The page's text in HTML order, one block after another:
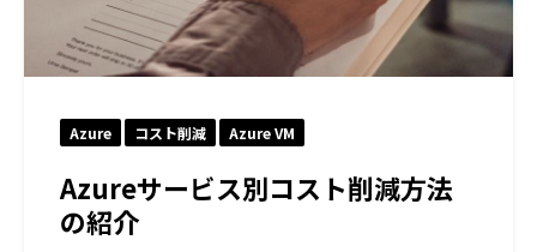
Azure コスト削減 Azure VM
Azureサービス別コスト削減方法
の紹介